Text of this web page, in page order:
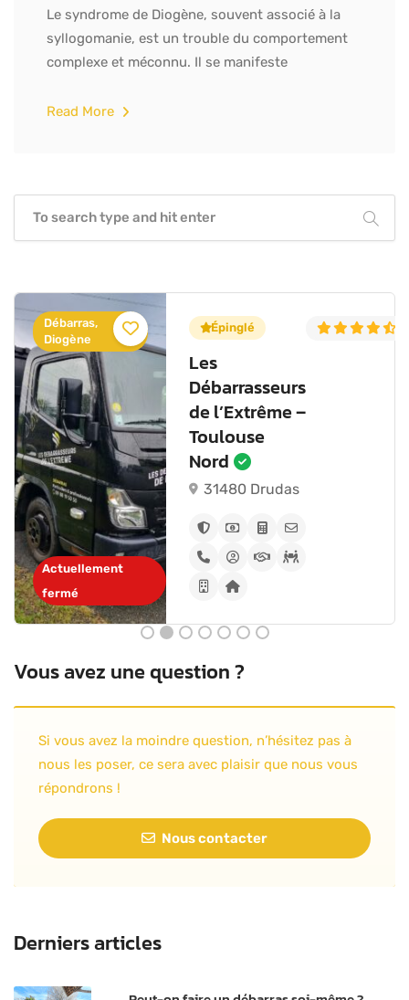
Le syndrome de Diogène, souvent associé à la
syllogomanie, est un trouble du comportement
complexe et méconnu. Il se manifeste
Read More
5.0 (6)
Actuellement
fermé
Débarras,
Diogène
Épinglé
Les
Débarrasseurs
de l’Extrême –
Toulouse
Nord
31480 Drudas
Vous avez une question ?
Si vous avez la moindre question, n’hésitez pas à
nous les poser, ce sera avec plaisir que nous vous
répondrons !
Nous contacter
Derniers articles